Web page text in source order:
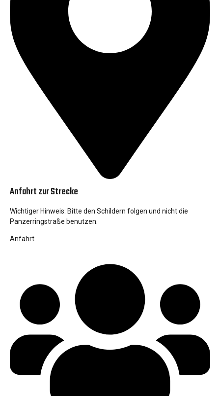
Anfahrt zur Strecke
Wichtiger Hinweis: Bitte den Schildern folgen und nicht die
Panzerringstraße benutzen.
Anfahrt